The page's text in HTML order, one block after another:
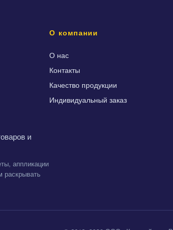
и
аппликации
раскрывать
О компании
О нас
Контакты
Качество продукции
Индивидуальный заказ